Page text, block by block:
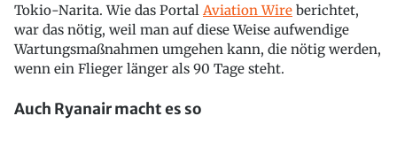
Tokio-Narita. Wie das Portal Aviation Wire berichtet,
war das nötig, weil man auf diese Weise aufwendige
Wartungsmaßnahmen umgehen kann, die nötig werden,
wenn ein Flieger länger als 90 Tage steht.
Auch Ryanair macht es so